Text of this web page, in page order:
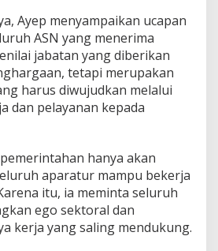
g
S
e
t
d
F
Ayep menyampaikan ucapan
ASN yang menerima
jabatan yang diberikan
tetapi merupakan
harus diwujudkan melalui
dan pelayanan kepada
hanya akan
aparatur mampu bekerja
itu, ia meminta seluruh
ego sektoral dan
kerja yang saling mendukung.